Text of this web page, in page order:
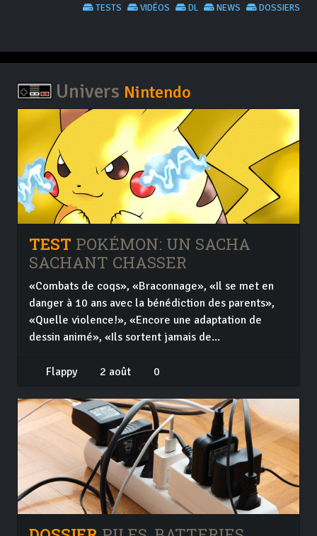
DOSSIERS
NEWS
DL
VIDÉOS
TESTS
Univers Nintendo
TEST POKÉMON: UN SACHA
SACHANT CHASSER
«Combats de coqs», «Braconnage», «Il se met en
danger à 10 ans avec la bénédiction des parents»,
«Quelle violence!», «Encore une adaptation de
dessin animé», «Ils sortent jamais de...
Flappy 2 août 0